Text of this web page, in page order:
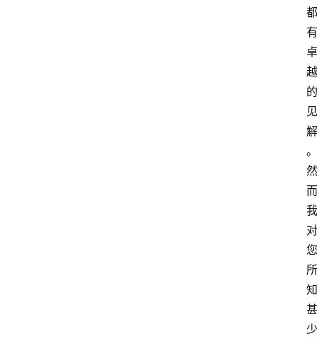
都
有
卓
越
的
见
解
。
然
而
我
对
您
所
知
甚
少